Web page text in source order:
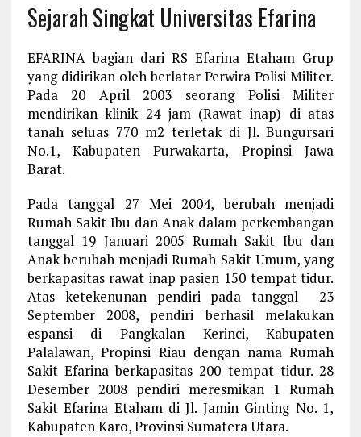
Sejarah Singkat Universitas Efarina
EFARINA bagian dari RS Efarina Etaham Grup
yang didirikan oleh berlatar Perwira Polisi Militer.
Pada 20 April 2003 seorang Polisi Militer
mendirikan klinik 24 jam (Rawat inap) di atas
tanah seluas 770 m2 terletak di Jl. Bungursari
No.1, Kabupaten Purwakarta, Propinsi Jawa
Barat.
Pada tanggal 27 Mei 2004, berubah menjadi
Rumah Sakit Ibu dan Anak dalam perkembangan
tanggal 19 Januari 2005 Rumah Sakit Ibu dan
Anak berubah menjadi Rumah Sakit Umum, yang
berkapasitas rawat inap pasien 150 tempat tidur.
Atas ketekenunan pendiri pada tanggal 23
September 2008, pendiri berhasil melakukan
espansi di Pangkalan Kerinci, Kabupaten
Palalawan, Propinsi Riau dengan nama Rumah
Sakit Efarina berkapasitas 200 tempat tidur. 28
Desember 2008 pendiri meresmikan 1 Rumah
Sakit Efarina Etaham di Jl. Jamin Ginting No. 1,
Kabupaten Karo, Provinsi Sumatera Utara.